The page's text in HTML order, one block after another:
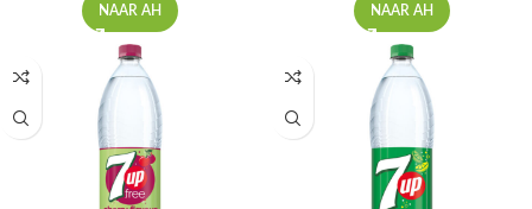
NAAR AH NAAR AH